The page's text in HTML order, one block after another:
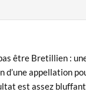
être Bretillien :
appellation
est assez